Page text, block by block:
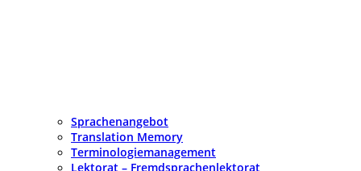
Sprachenangebot
Translation Memory
Terminologiemanagement
Lektorat – Fremdsprachenlektorat